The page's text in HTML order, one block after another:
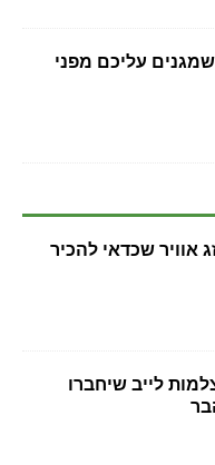
עליכם מפני
אוויר שכדאי להכיר
לייב שיחברו